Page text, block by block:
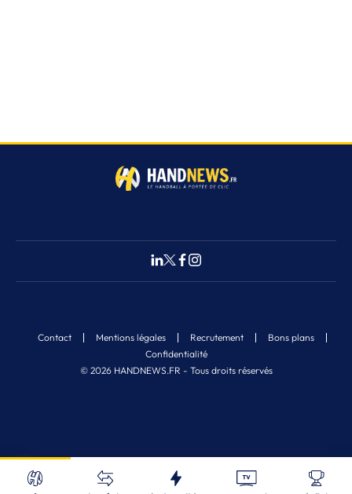
Recherche
Fermer
© 2026 HANDNEWS.FR - Tous droits réservés
Contact Mentions légales Recrutement
Bons plans
Confidentialité
Nos derniers articles